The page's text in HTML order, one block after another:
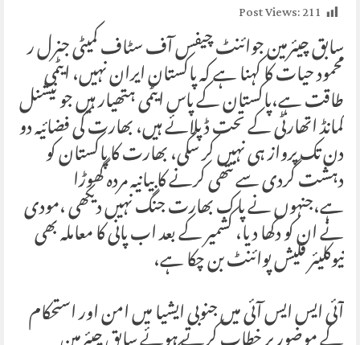
Post Views:211
سابق چیئرمین جوائنٹ چیفس آف سٹاف کمیٹی جنرل ر
محمود حیات کا کہنا ہے کہ پاکستان ایران نہیں، ایٹمی
طاقت ہے،پاکستان کے پاس ایٹمی ہتھیار ہیں جو نیشنل
کمانڈ اتھارٹی کے تحت ڈپلائے ہیں، بھارت کی فضائیہ دو
دن تک پرواز ہی نہیں کر سکی، بھارت کا پاکستان کو
دہشت گردی سے نتھی کرنے کا بیانیہ مردہ گھوڑا
ہے،جنہوں نے پاک بھارت جنگ نہیں دیکھی ،مودی
نے ان کو دکھا دیا، کشمیر کے بعد اب پانی کا معاملہ بھی
نیوکلیئر فلیش پوائنٹ بن چکا ہے،
آئی ایس ایس آئی میں جنوبی ایشیا میں امن اور استحکام